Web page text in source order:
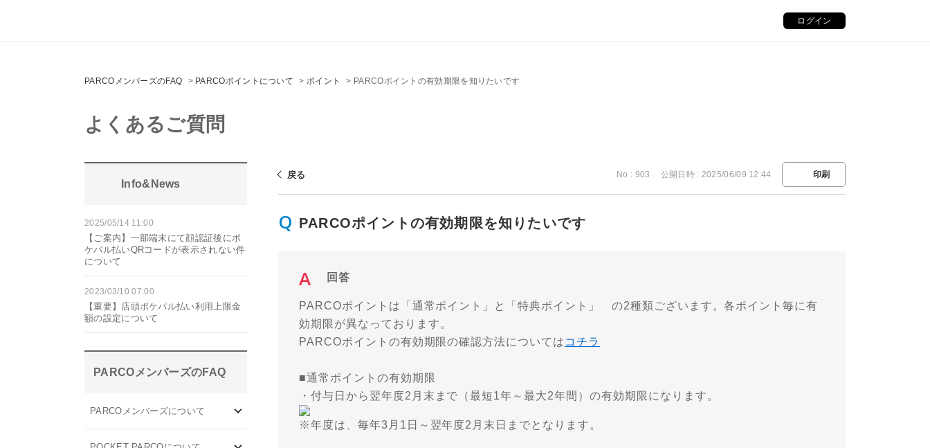
ログイン
PARCOメンバーズのFAQ > PARCOポイントについて > ポイント > PARCOポイントの有効期限を知りたいです
よくあるご質問
Info&News
2025/05/14 11:00
【ご案内】一部端末にて顔認証後にポ
ケパル払いQRコードが表示されない件
について
2023/03/10 07:00
【重要】店頭ポケパル払い利用上限金
額の設定について
PARCOメンバーズのFAQ
PARCOメンバーズについて
戻る No : 903 公開日時 : 2025/06/09 12:44 印刷
PARCOポイントの有効期限を知りたいです
回答
PARCOポイントは「通常ポイント」と「特典ポイント」 の2種類ございます。各ポイント毎に有
効期限が異なっております。
PARCOポイントの有効期限の確認方法については コチラ
■通常ポイントの有効期限
・付与日から翌年度2月末まで（最短1年～最大2年間）の有効期限になります。
※年度は、毎年3月1日～翌年度2月末日までとなります。